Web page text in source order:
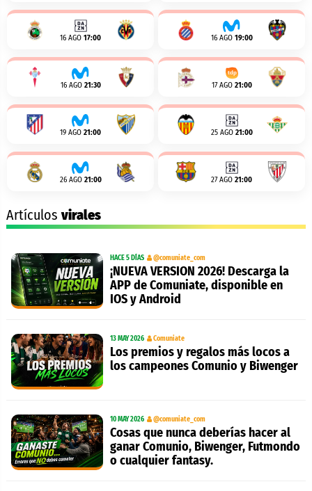
16 AGO 17:00 16 AGO 19:00
16 AGO 21:30 17 AGO 21:00
19 AGO 21:00 25 AGO 21:00
26 AGO 21:00 27 AGO 21:00
Artículosvirales
HACE 5 DÍAS @comuniate_com
¡NUEVA VERSION 2026! Descarga la
APP de Comuniate, disponible en
IOS y Android
13 MAY 2026 Comuniate
Los premios y regalos más locos a
los campeones Comunio y Biwenger
10 MAY 2026 @comuniate_com
Cosas que nunca deberías hacer al
ganar Comunio, Biwenger, Futmondo
o cualquier fantasy.